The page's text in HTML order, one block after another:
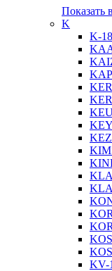
Показать
K
K-18
KV-1